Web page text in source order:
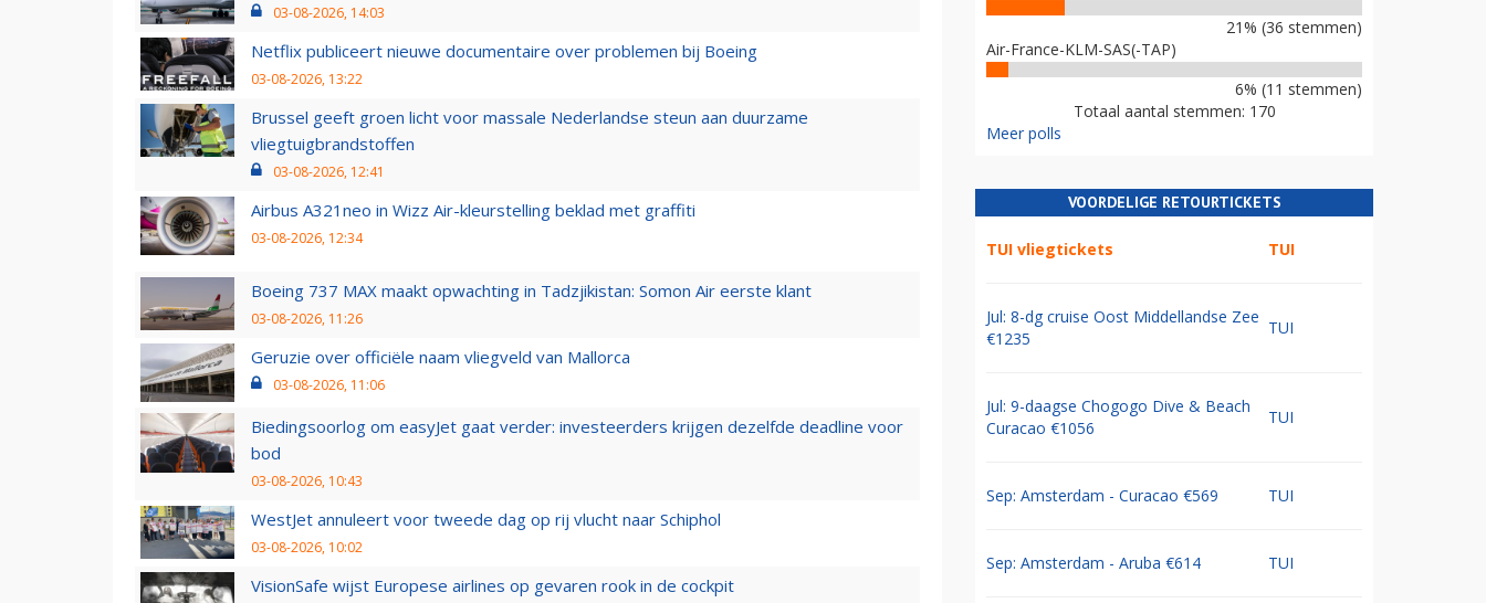
03-08-2026, 14:03
Netflix publiceert nieuwe documentaire over problemen bij Boeing
03-08-2026, 13:22
Brussel geeft groen licht voor massale Nederlandse steun aan duurzame
vliegtuigbrandstoffen
03-08-2026, 12:41
Airbus A321neo in Wizz Air-kleurstelling beklad met graffiti
03-08-2026, 12:34
Boeing 737 MAX maakt opwachting in Tadzjikistan: Somon Air eerste klant
03-08-2026, 11:26
Geruzie over officiële naam vliegveld van Mallorca
03-08-2026, 11:06
Biedingsoorlog om easyJet gaat verder: investeerders krijgen dezelfde deadline voor
bod
03-08-2026, 10:43
WestJet annuleert voor tweede dag op rij vlucht naar Schiphol
03-08-2026, 10:02
VisionSafe wijst Europese airlines op gevaren rook in de cockpit
21% (36 stemmen)
Air-France-KLM-SAS(-TAP)
6% (11 stemmen)
Totaal aantal stemmen: 170
Meer polls
VOORDELIGE RETOURTICKETS
TUI vliegtickets TUI
Jul: 8-dg cruise Oost Middellandse Zee
€1235
TUI
Jul: 9-daagse Chogogo Dive & Beach
Curacao €1056
TUI
Sep: Amsterdam - Curacao €569 TUI
Sep: Amsterdam - Aruba €614 TUI